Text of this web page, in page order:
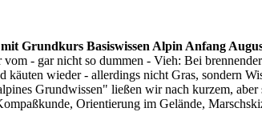
Grundkurs Basiswissen Alpin Anfang
- gar nicht so dummen - Vieh: Bei
käuten wieder - allerdings nicht Gras, sondern
Grundwissen" ließen wir nach kurzem,
Orientierung im Gelände,